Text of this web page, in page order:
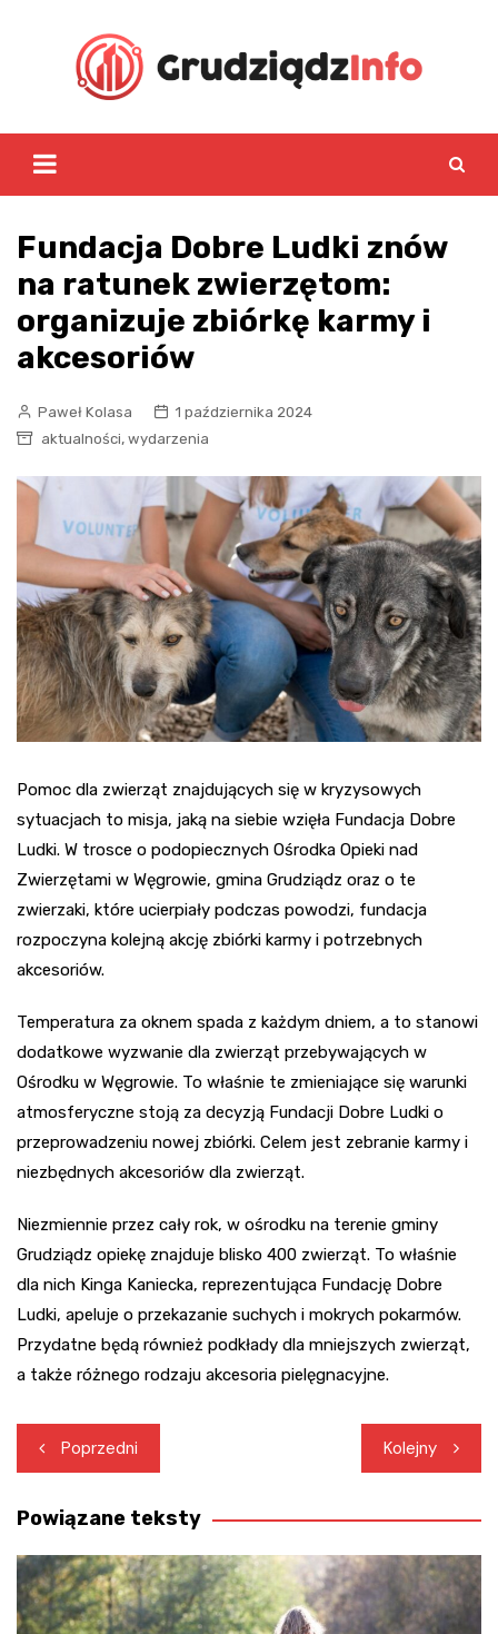
Fundacja Dobre Ludki znów
na ratunek zwierzętom:
organizuje zbiórkę karmy i
akcesoriów
Paweł Kolasa
1 października 2024
aktualności, wydarzenia
Pomoc dla zwierząt znajdujących się w kryzysowych
sytuacjach to misja, jaką na siebie wzięła Fundacja Dobre
Ludki. W trosce o podopiecznych Ośrodka Opieki nad
Zwierzętami w Węgrowie, gmina Grudziądz oraz o te
zwierzaki, które ucierpiały podczas powodzi, fundacja
rozpoczyna kolejną akcję zbiórki karmy i potrzebnych
akcesoriów.
Temperatura za oknem spada z każdym dniem, a to stanowi
dodatkowe wyzwanie dla zwierząt przebywających w
Ośrodku w Węgrowie. To właśnie te zmieniające się warunki
atmosferyczne stoją za decyzją Fundacji Dobre Ludki o
przeprowadzeniu nowej zbiórki. Celem jest zebranie karmy i
niezbędnych akcesoriów dla zwierząt.
Niezmiennie przez cały rok, w ośrodku na terenie gminy
Grudziądz opiekę znajduje blisko 400 zwierząt. To właśnie
dla nich Kinga Kaniecka, reprezentująca Fundację Dobre
Ludki, apeluje o przekazanie suchych i mokrych pokarmów.
Przydatne będą również podkłady dla mniejszych zwierząt,
a także różnego rodzaju akcesoria pielęgnacyjne.
Nawigacja
wpisu
Poprzedni Kolejny
Powiązane teksty